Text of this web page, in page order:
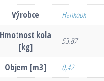
Výrobce
Hankook
Hmotnost kola
[kg]
53,87
Objem [m3]
0,42